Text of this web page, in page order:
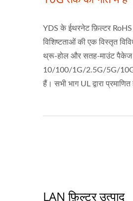
YDS के ईथरनेट फ़िल्टर
विशिष्टताओं की एक विस्तृत
थ्रू-होल और सतह-माउंट पैकेज
10/100/1G/2.5G/5G/10G
हैं। सभी भाग UL द्वारा प्रमाणित
LAN फ़िल्टर उत्पाद